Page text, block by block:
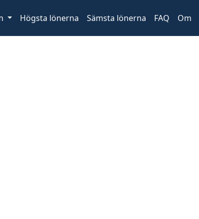
Högsta lönerna Sämsta lönerna FAQ Om